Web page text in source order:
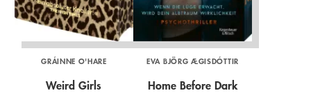
GRÁINNE O'HARE
Weird Girls
EVA BJÖRG ÆGISDÓTTIR
Home Before Dark